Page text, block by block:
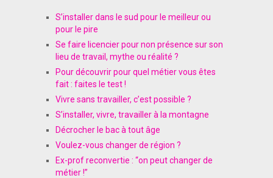
S’installer dans le sud pour le meilleur ou
pour le pire
Se faire licencier pour non présence sur son
lieu de travail, mythe ou réalité ?
Pour découvrir pour quel métier vous êtes
fait : faites le test !
Vivre sans travailler, c’est possible ?
S’installer, vivre, travailler à la montagne
Décrocher le bac à tout âge
Voulez-vous changer de région ?
Ex-prof reconvertie : “on peut changer de
métier !”